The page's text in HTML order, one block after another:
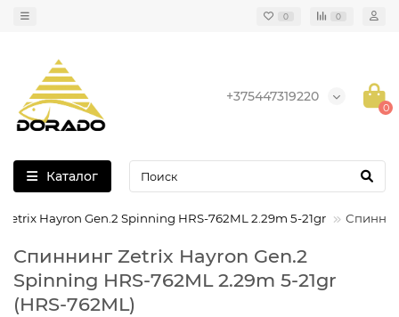
0 0
+375447319220
0
Каталог
Hayron Gen.2 Spinning HRS-762ML 2.29m 5-21gr
Спиннинг Zetrix Hayron Gen.2
Spinning HRS-762ML 2.29m 5-21gr
(HRS-762ML)